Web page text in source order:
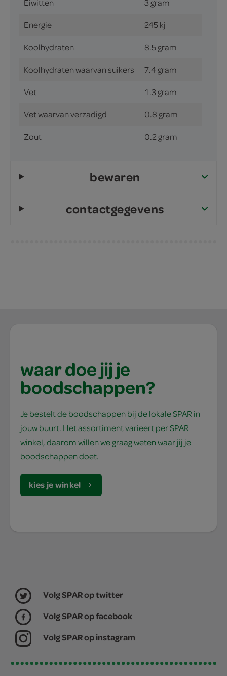
Eiwitten 3 gram
Energie 245 kj
Koolhydraten 8.5 gram
Koolhydraten waarvan suikers 7.4 gram
Vet 1.3 gram
Vet waarvan verzadigd 0.8 gram
Zout 0.2 gram
bewaren
contactgegevens
waar doe jij je
boodschappen?
Je bestelt de boodschappen bij de lokale SPAR in
jouw buurt. Het assortiment varieert per SPAR
winkel, daarom willen we graag weten waar jij je
boodschappen doet.
kies je winkel
Volg SPAR op twitter
Volg SPAR op facebook
Volg SPAR op instagram